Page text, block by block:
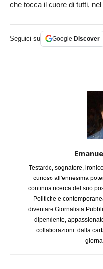
che tocca il cuore di tutti,
Seguici su Google Discover
Testardo, sognatore,
curioso all'ennesima
continua ricerca del suo
Politiche e
diventare Giornalista
dipendente,
collaborazioni: dalla